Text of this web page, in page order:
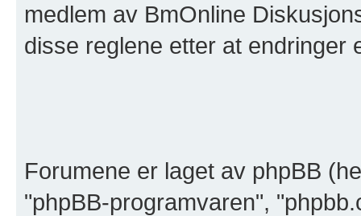
medlem av BmOnline
disse reglene etter at endringer
Forumene er laget av phpBB
"phpBB-programvaren",